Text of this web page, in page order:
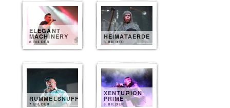
ELEGANT
MACHINERY
8 BILDER
HEIMATAERDE
8 BILDER
RUMMELSNUFF
7 BILDER
XENTURION
PRIME
6 BILDER